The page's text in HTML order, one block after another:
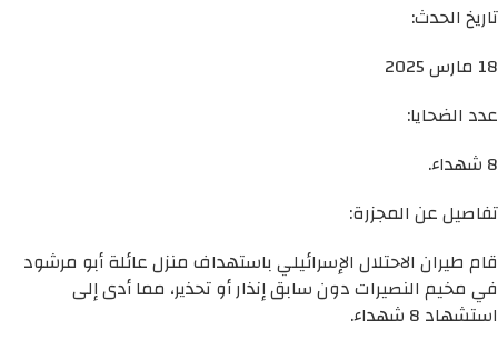
تاريخ الحدث:
18 مارس 2025
عدد الضحايا:
8 شهداء.
تفاصيل عن المجزرة:
قام طيران الاحتلال الإسرائيلي باستهداف منزل عائلة أبو مرشود
في مخيم النصيرات دون سابق إنذار أو تحذير، مما أدى إلى
استشهاد 8 شهداء.